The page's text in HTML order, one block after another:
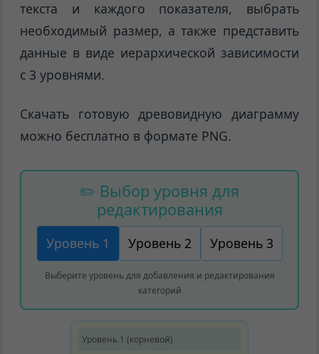
текста и каждого показателя, выбрать
необходимый размер, а также представить
данные в виде иерархической зависимости
с 3 уровнями.
Скачать готовую древовидную диаграмму
можно бесплатно в формате PNG.
✏️ Выбор уровня для
редактирования
Уровень 1 Уровень 2 Уровень 3
Выберите уровень для добавления и редактирования
категорий
Уровень 1 (корневой)